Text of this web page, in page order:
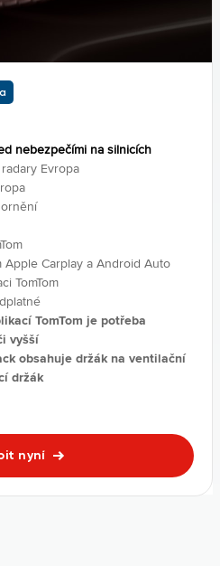
nebezpečími na silnicích
Evropa
Apple Carplay a Android Auto
TomTom
TomTom je potřeba
vyšší
obsahuje držák na ventilační
držák
nyní